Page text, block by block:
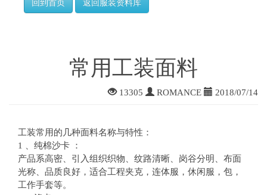
回到首页 返回服装资料库
常用工装面料
13305 ROMANCE 2018/07/14
工装常用的几种面料名称与特性：
1 、纯棉沙卡 ：
产品系高密、引入组织织物、纹路清晰、岗谷分明、布面
光称、品质良好，适合工程夹克，连体服，休闲服，包，
工作手套等。